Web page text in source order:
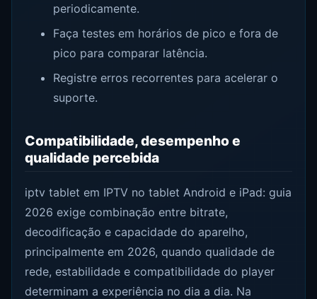
periodicamente.
Faça testes em horários de pico e fora de
pico para comparar latência.
Registre erros recorrentes para acelerar o
suporte.
Compatibilidade, desempenho e
qualidade percebida
iptv tablet em IPTV no tablet Android e iPad: guia
2026 exige combinação entre bitrate,
decodificação e capacidade do aparelho,
principalmente em 2026, quando qualidade de
rede, estabilidade e compatibilidade do player
determinam a experiência no dia a dia. Na